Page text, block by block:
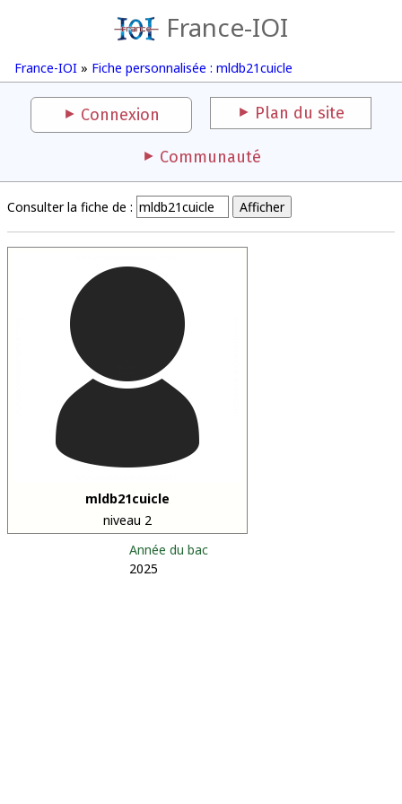
France-IOI
France-IOI » Fiche personnalisée : mldb21cuicle
Connexion Plan du site
Communauté
Consulter la fiche de :
mldb21cuicle
niveau 2
Année du bac
2025